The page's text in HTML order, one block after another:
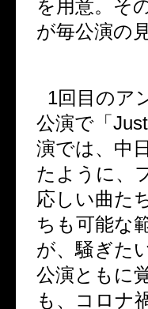
を用意。そ
が毎公演の
1回目のア
公演で「
演では、中
たように、
応しい曲た
ちも可能な
が、騒ぎた
公演ともに
も、コロナ